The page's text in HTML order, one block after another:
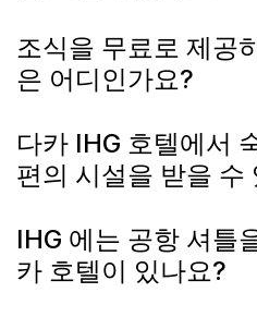
조식을 무료로 제공
은 어디인가요?
다카 IHG 호텔에서
편의 시설을 받을 수
IHG 에는 공항 셔틀
카 호텔이 있나요?